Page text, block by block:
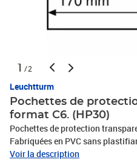
1 /2
Leuchtturm
Pochettes de
format C6. (HP30)
Pochettes de protection
Fabriquées en PVC sans
et ouvertes sur le petit coté. Format intérieur utile 170 x 120 mm.
Voir la description